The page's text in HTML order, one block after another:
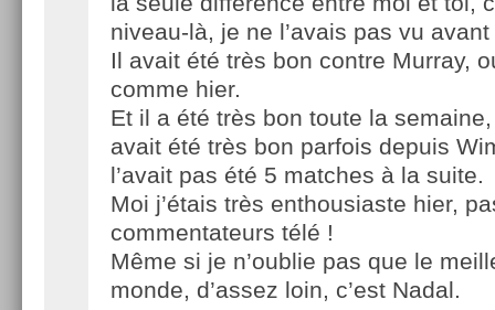
niveau-là, je ne l’avais pas vu avant
Il avait été très bon contre Murray,
comme hier.
Et il a été très bon toute la
avait été très bon parfois depuis
l’avait pas été 5 matches à la suite.
Moi j’étais très enthousiaste hier,
commentateurs télé !
Même si je n’oublie pas que le
monde, d’assez loin, c’est Nadal.